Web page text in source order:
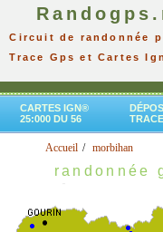
Circuit de randonnée
Trace Gps et Cartes
CARTES IGN®
25:000 DU 56
Accueil morbihan
randonnée